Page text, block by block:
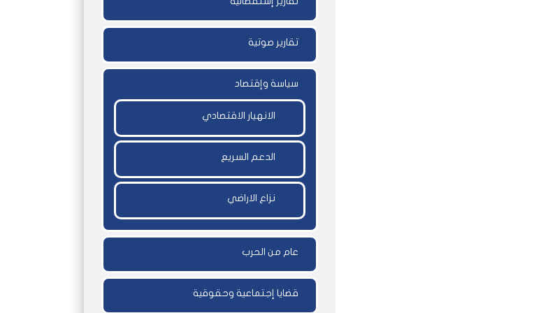
تقارير صوتية
سياسة وإقتصاد
الانهيار الاقتصادي
الدعم السريع
نزاع الاراضي
عام من الحرب
قضايا إجتماعية وحقوقية